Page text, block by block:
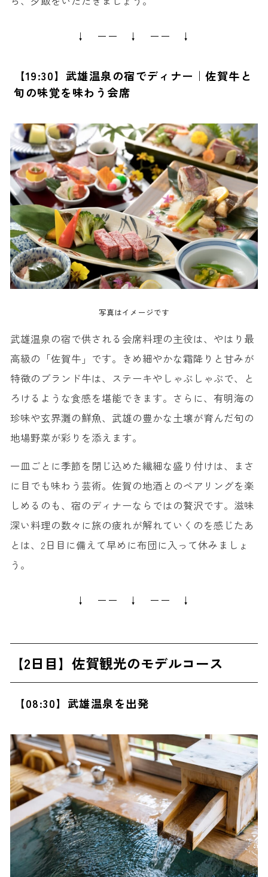
↓ ーー ↓ ーー ↓
【19:30】武雄温泉の宿でディナー｜佐賀牛と
旬の味覚を味わう会席
写真はイメージです
武雄温泉の宿で供される会席料理の主役は、やはり最
高級の「佐賀牛」です。きめ細やかな霜降りと甘みが
特徴のブランド牛は、ステーキやしゃぶしゃぶで、と
ろけるような食感を堪能できます。さらに、有明海の
珍味や玄界灘の鮮魚、武雄の豊かな土壌が育んだ旬の
地場野菜が彩りを添えます。
一皿ごとに季節を閉じ込めた繊細な盛り付けは、まさ
に目でも味わう芸術。佐賀の地酒とのペアリングを楽
しめるのも、宿のディナーならではの贅沢です。滋味
深い料理の数々に旅の疲れが解れていくのを感じたあ
とは、2日目に備えて早めに布団に入って休みましょ
う。
↓ ーー ↓ ーー ↓
【2日目】佐賀観光のモデルコース
【08:30】武雄温泉を出発